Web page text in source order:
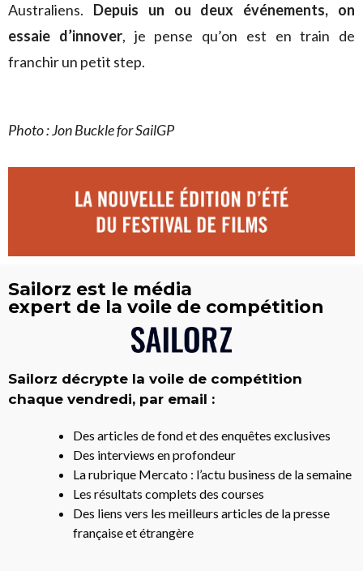
Australiens. Depuis un ou deux événements, on
essaie d’innover, je pense qu’on est en train de
franchir un petit step.
Photo : Jon Buckle for SailGP
Sailorz est le média
expert de la voile de compétition
Sailorz décrypte la voile de compétition
chaque vendredi, par email :
Des articles de fond et des enquêtes exclusives
Des interviews en profondeur
La rubrique Mercato : l’actu business de la semaine
Les résultats complets des courses
Des liens vers les meilleurs articles de la presse
française et étrangère